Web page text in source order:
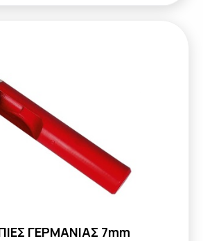
ΓΕΡΜΑΝΙΑΣ 7mm